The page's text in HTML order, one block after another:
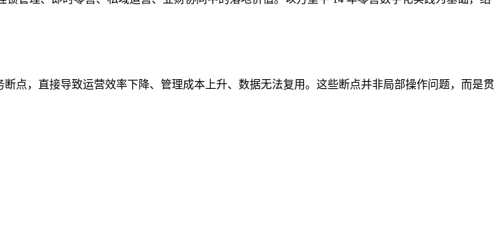
点，直接导致运营效率下降、管理成本上升、数据无法复用。这些断点并非局部操作问题，而是贯